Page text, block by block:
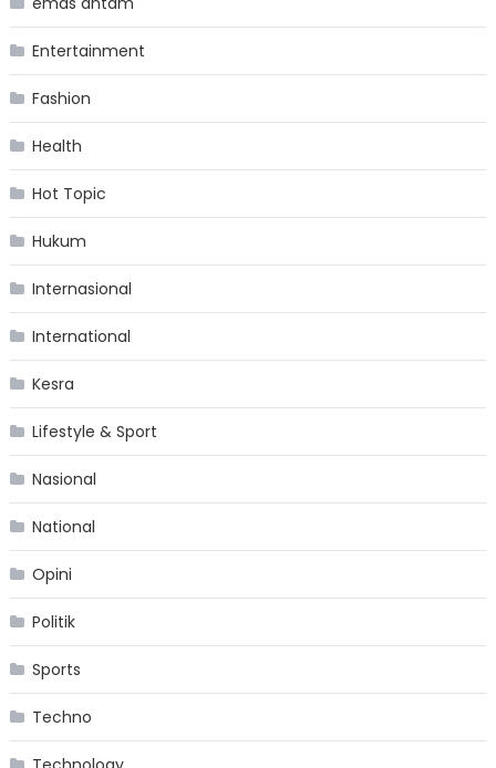
Entertainment
Fashion
Health
Hot Topic
Hukum
Internasional
International
Kesra
Lifestyle & Sport
Nasional
National
Opini
Politik
Sports
Techno